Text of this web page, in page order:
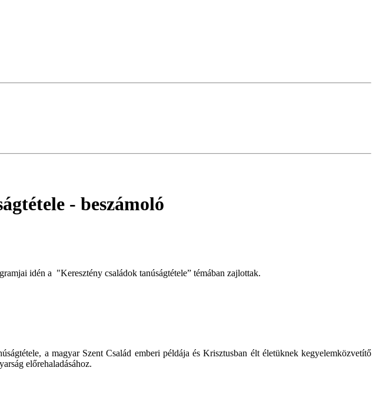
- beszámoló
idén a "Keresztény családok tanúságtétele” témában zajlottak.
a magyar Szent Család emberi példája és Krisztusban élt életüknek kegyelemközvetítő
előrehaladásához.